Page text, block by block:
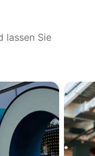
lassen Sie